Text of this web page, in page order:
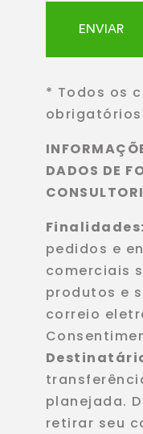
* Todos os
obrigatórios
DADOS DE
Finalidades:
pedidos e
comerciais
produtos e
correio
planejada.
retirar seu